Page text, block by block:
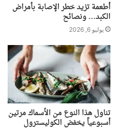
أطعمة تزيد خطر الإصابة بأمراض
الكبد… ونصائح
يوليو 6, 2026
تناول هذا النوع من الأسماك مرتين
أسبوعياً يخفض الكوليسترول